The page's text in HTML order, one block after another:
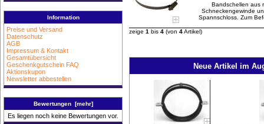
Information
Preise und Versand
Datenschutz
AGB
Impressum & Kontakt
Gesamtübersicht
Geschenkgutschein FAQ
Aktionskupon
Newsletter abbestellen
Bewertungen [mehr]
Es liegen noch keine Bewertungen vor.
Bandschellen aus
Schneckengewinde
Spannschloss. Zum
zeige 1 bis 4 (von 4Artikel)
Neue Artikel im